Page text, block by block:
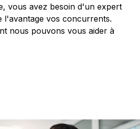
vous avez besoin d'un expert
l'avantage vos concurrents.
nous pouvons vous aider à